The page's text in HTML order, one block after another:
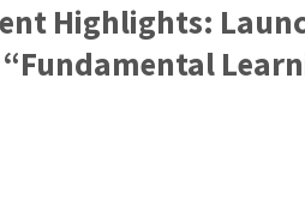
Highlights:
“Fundamental